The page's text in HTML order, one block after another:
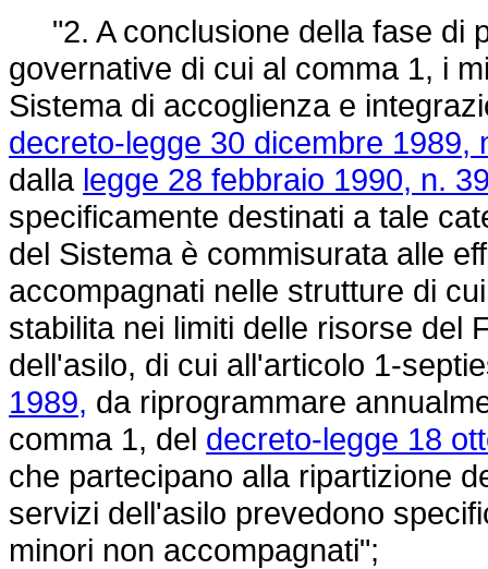
"2. A conclusione della fase di
governative di cui al comma 1, i
Sistema di accoglienza e
decreto-legge 30 dicembre 1989,
dalla legge 28 febbraio 1990, n.
specificamente destinati a tale
del Sistema è commisurata alle
accompagnati nelle strutture di
stabilita nei limiti delle risorse del
dell'asilo, di cui all'articolo 1-
1989, da riprogrammare
comma 1, del decreto-legge 18
che partecipano alla ripartizione
servizi dell'asilo prevedono
minori non accompagnati";